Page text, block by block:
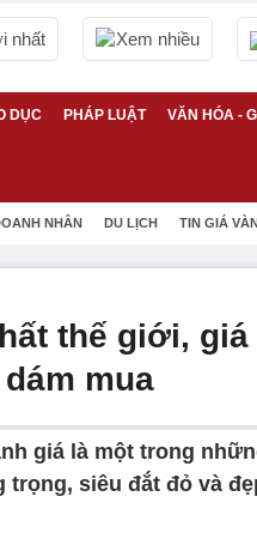
nhất Xem nhiều
DỤC PHÁP LUẬT VĂN HÓA -
NHÂN DU LỊCH TIN GIÁ
thế giới, giá
mua
giá là một trong
siêu đắt đỏ và